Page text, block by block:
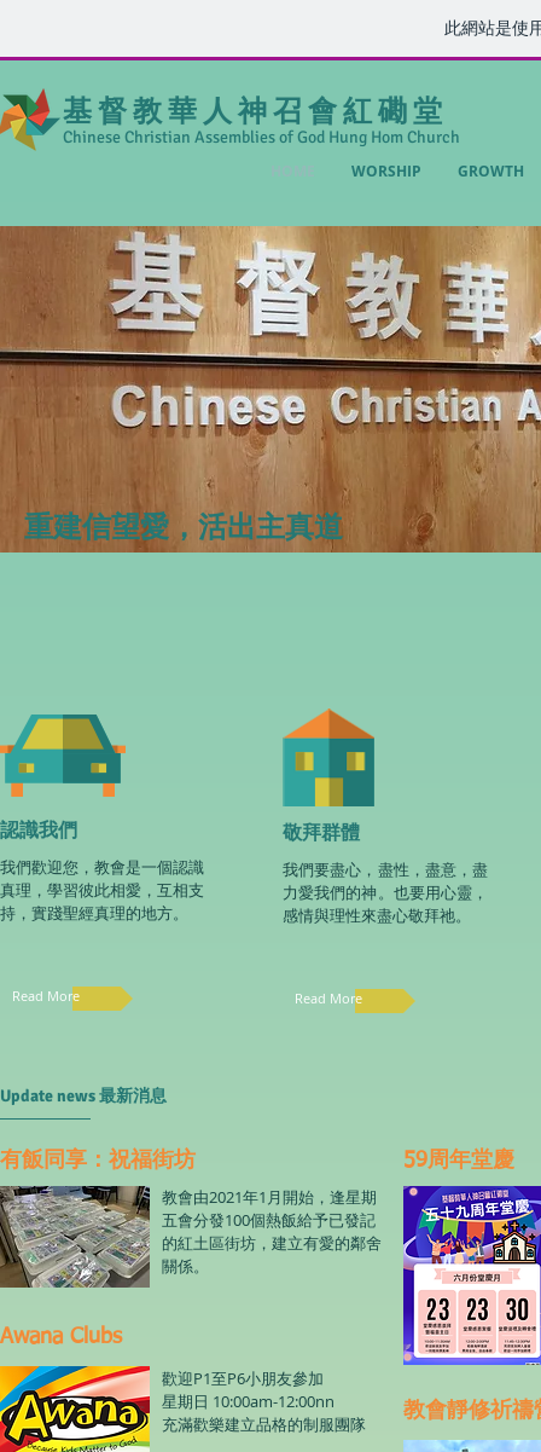
此網站是使
基 督 教 華 人 神 召 會 紅 磡 堂
Chinese Christian Assemblies of God Hung Hom Church
WORSHIP GROWTH
重建信望愛，活出主真道
認識我們
我們歡迎您，教會是一個認識
真理，學習彼此相愛，互相支
持，實踐聖經真理的地方。
Read More
敬拜群體
我們要盡心，盡性，盡意，盡
力愛我們的神。也要用心靈，
感情與理性來盡心敬拜祂。
Read More
Awana Clubs
歡迎P1至P6小朋友參加
星期日 10:00am-12:00nn
​充滿歡樂建立品格的制服團隊
Update news 最新消息
教會靜修祈禱
​有飯同享：祝福街坊
教會由2021年1月開始，逢星期
五會分發100個熱飯給予已發記
的紅土區街坊，建立有愛的鄰舍
關係。
59周年堂慶